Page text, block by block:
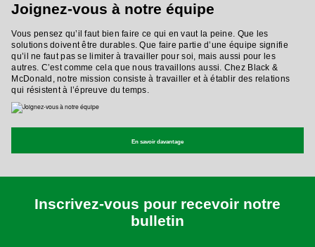
Joignez-vous à notre équipe
Vous pensez qu’il faut bien faire ce qui en vaut la peine. Que les
solutions doivent être durables. Que faire partie d’une équipe signifie
qu’il ne faut pas se limiter à travailler pour soi, mais aussi pour les
autres. C’est comme cela que nous travaillons aussi. Chez Black &
McDonald, notre mission consiste à travailler et à établir des relations
qui résistent à l’épreuve du temps.
En savoir davantage
Inscrivez-vous pour recevoir notre
bulletin